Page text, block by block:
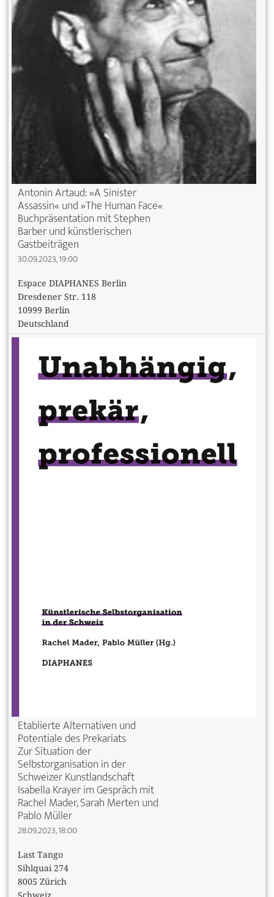
Antonin Artaud: »A Sinister
Assassin« und »The Human Face«
Buchpräsentation mit Stephen
Barber und künstlerischen
Gastbeiträgen
30.09.2023, 19:00
Espace DIAPHANES Berlin
Dresdener Str. 118
10999 Berlin
Deutschland
Etablierte Alternativen und
Potentiale des Prekariats
Zur Situation der
Selbstorganisation in der
Schweizer Kunstlandschaft
Isabella Krayer im Gespräch mit
Rachel Mader, Sarah Merten und
Pablo Müller
28.09.2023, 18:00
Last Tango
Sihlquai 274
8005 Zürich